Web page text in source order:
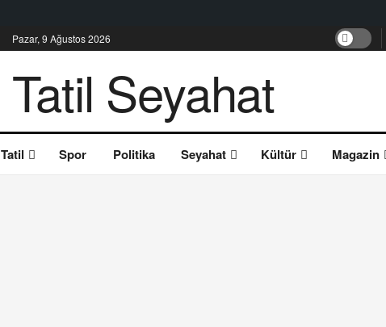
Pazar, 9 Ağustos 2026
Tatil Spor Politika Seyahat Kültür Magazin